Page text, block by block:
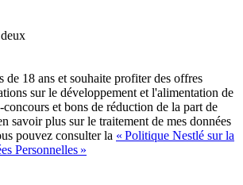
de 18 ans et souhaite profiter des offres
sur le développement et l'alimentation de
et bons de réduction de la part de
savoir plus sur le traitement de mes données
pouvez consulter la « Politique Nestlé sur la
Personnelles »